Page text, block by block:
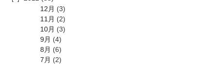
12月 (3)
11月 (2)
10月 (3)
9月 (4)
8月 (6)
7月 (2)